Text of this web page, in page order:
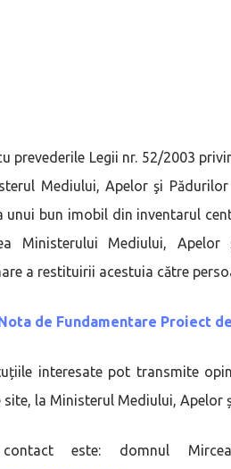
prevederile Legii nr. 52/2003
Mediului, Apelor şi
unui bun imobil din inventarul
Ministerului Mediului,
a restituirii acestuia către
de Fundamentare Proiect
interesate pot transmite
la Ministerul Mediului, Apelor
este: domnul